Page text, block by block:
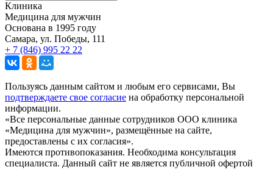
Клиника
Медицина для мужчин
Основана в 1995 году
Самара, ул. Победы, 111
+ 7 (846) 995 22 22
Пользуясь данным сайтом и любым его сервисами, Вы
подтверждаете свое согласие на обработку персональной
информации.
«Все персональные данные сотрудников ООО клиника
«Медицина для мужчин», размещённые на сайте,
предоставлены с их согласия».
Имеются противопоказания. Необходима консультация
специалиста. Данный сайт не является публичной офертой